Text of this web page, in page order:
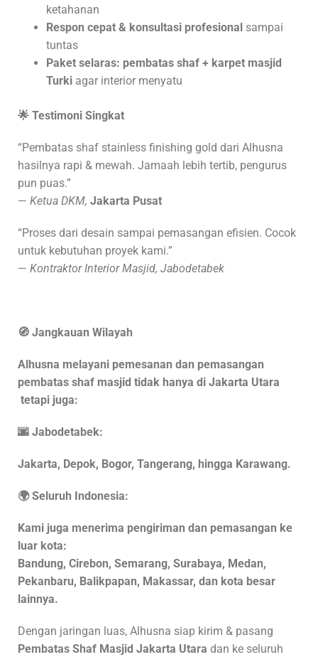
ketahanan
Respon cepat & konsultasi profesional sampai
tuntas
Paket selaras: pembatas shaf + karpet masjid
Turki agar interior menyatu
🌟 Testimoni Singkat
“Pembatas shaf stainless finishing gold dari Alhusna
hasilnya rapi & mewah. Jamaah lebih tertib, pengurus
pun puas.”
— Ketua DKM, Jakarta Pusat
“Proses dari desain sampai pemasangan efisien. Cocok
untuk kebutuhan proyek kami.”
— Kontraktor Interior Masjid, Jabodetabek
🧭 Jangkauan Wilayah
Alhusna melayani pemesanan dan pemasangan
pembatas shaf masjid tidak hanya di Jakarta Utara
tetapi juga:
🌆 Jabodetabek:
Jakarta, Depok, Bogor, Tangerang, hingga Karawang.
🌍 Seluruh Indonesia:
Kami juga menerima pengiriman dan pemasangan ke
luar kota:
Bandung, Cirebon, Semarang, Surabaya, Medan,
Pekanbaru, Balikpapan, Makassar, dan kota besar
lainnya.
Dengan jaringan luas, Alhusna siap kirim & pasang
Pembatas Shaf Masjid Jakarta Utara dan ke seluruh